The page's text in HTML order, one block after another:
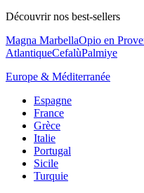
Découvrir nos best-sellers
Magna MarbellaOpio en
AtlantiqueCefalùPalmiye
Europe & Méditerranée
Espagne
France
Grèce
Italie
Portugal
Sicile
Turquie